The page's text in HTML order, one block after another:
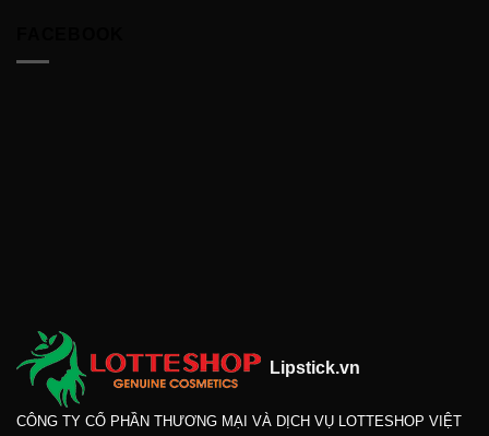
Lipstick.vn
CÔNG TY CỔ PHẦN THƯƠNG MẠI VÀ DỊCH VỤ LOTTESHOP VIỆT